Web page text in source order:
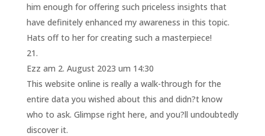
him enough for offering such priceless insights that
have definitely enhanced my awareness in this topic.
Hats off to her for creating such a masterpiece!
Ezz am 2. August 2023 um 14:30
This website online is really a walk-through for the
entire data you wished about this and didn?t know
who to ask. Glimpse right here, and you?ll undoubtedly
discover it.